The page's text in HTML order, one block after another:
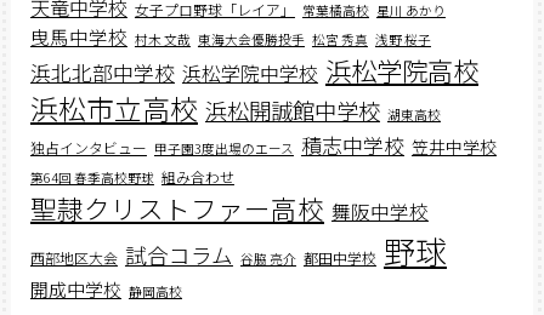
天竜中学校 女子プロ野球「レイア」 常葉橘高校 星川 あかり
曳馬中学校 村木 文哉 東海大会優勝投手 松宮 秀真 浅野 桜子
浜北北部中学校 浜松学院中学校 浜松学院高校
浜松市立高校 浜松開誠館中学校 湖東高校
独占インタビュー 甲子園3度出場のエース 積志中学校 笠井中学校
第64回 春季高校野球 組み合わせ
聖隷クリストファー高校 舞阪中学校
西部地区大会 試合コラム 谷脇 亮介 都田中学校 野球
開成中学校 静岡高校